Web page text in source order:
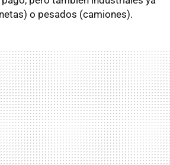
o pesados (camiones).